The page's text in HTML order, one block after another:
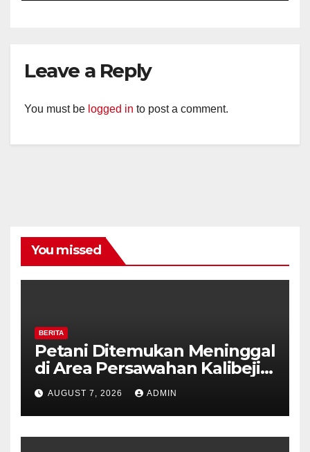
Diajak Aktifkan Ronda
Leave a Reply
You must be logged in to post a comment.
You missed
BERITA
Petani Ditemukan Meninggal
di Area Persawahan Kalibeji,
Polisi Pastikan Tidak Ada
Tanda Kekerasan
AUGUST 7, 2026 ADMIN